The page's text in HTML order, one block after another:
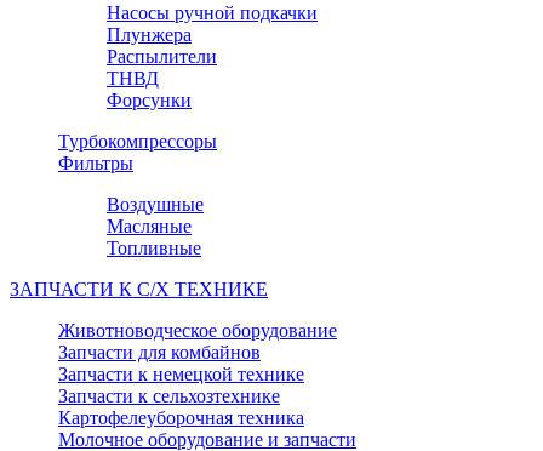
Насосы ручной подкачки
Плунжера
Распылители
ТНВД
Форсунки
Турбокомпрессоры
Фильтры
Воздушные
Масляные
Топливные
ЗАПЧАСТИ К С/Х ТЕХНИКЕ
Животноводческое оборудование
Запчасти для комбайнов
Запчасти к немецкой технике
Запчасти к сельхозтехнике
Картофелеуборочная техника
Молочное оборудование и запчасти